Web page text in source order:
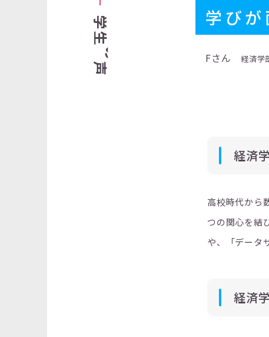
学
生
の
声
学びが
Fさん 経済学
経済
高校時代から
つの関心を結
や、「データ
経済